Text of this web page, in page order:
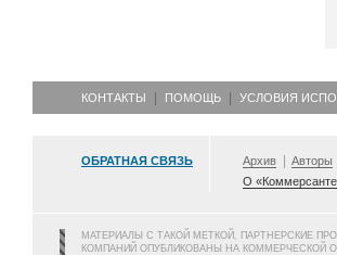
КОНТАКТЫ ПОМОЩЬ УСЛОВИЯ
ОБРАТНАЯ СВЯЗЬ Архив Авторы
О
МАТЕРИАЛЫ С ТАКОЙ МЕТКОЙ, ПАРТНЕРСКИЕ
КОМПАНИЙ ОПУБЛИКОВАНЫ НА КОММЕРЧЕСКОЙ